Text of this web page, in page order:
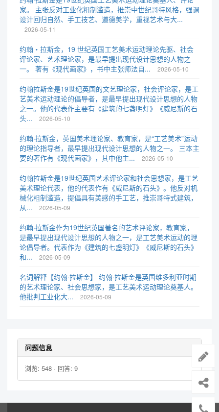
家。 主张反对工业化粗制滥造，推崇中世纪哥特风格，强调
设计回归自然、手工技艺、道德美学，重视艺术与大...
2026-05-11
约翰・拉斯金，19 世纪英国工艺美术运动理论先驱、社会
评论家、艺术理论家，是最早提出现代设计思想的人物之
一。 著有《现代画家》，书中主张师法自...
2026-05-10
约翰拉斯金是19世纪英国的文艺理论家，社会评论家，是工
艺美术运动理论的倡导者，是最早提出现代设计思想的人物
之一。他的代表作主要有《建筑的七盏明灯》《威尼斯的石
头...
2026-05-10
约翰·拉斯金，英国美术理论家、教育家，是“工艺美术”运动
的理论指导者，最早提出现代设计思想的人物之一。 三本主
要的著作有《现代画家》，其中他主...
2026-05-10
约翰拉斯金是19世纪英国艺术评论家和社会思想家，是工艺
美术理论代表，他的代表作有《威尼斯的石头》。他反对机
械化粗制滥造，提倡具有美感的手工艺，推崇哥特式建筑，
从...
2026-05-09
约翰·拉斯金作为19世纪英国著名的艺术评论家，教育家，
是最早提出现代设计思想的人物之一，是工艺美术运动的理
论倡导者。代表作为《建筑的七盏明灯》《威尼斯的石头》
和...
2026-05-09
名词解释【约翰·拉斯金】 约翰·拉斯金是英国维多利亚时期
的艺术理论家、社会思想家，是工艺美术运动理论奠基人。
他批判工业化大...
2026-05-09
问题信息
浏览: 548 · 回答: 9